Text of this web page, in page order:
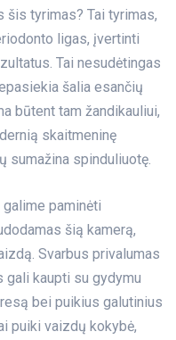
šis tyrimas? Tai tyrimas,
ligas, įvertinti
Tai nesudėtingas
šalia esančių
būtent tam žandikauliui,
skaitmeninę
sumažina spinduliuotę.
paminėti
šią kamerą,
Svarbus privalumas
gali kaupti su gydymu
bei puikius galutinius
puiki vaizdų kokybė,